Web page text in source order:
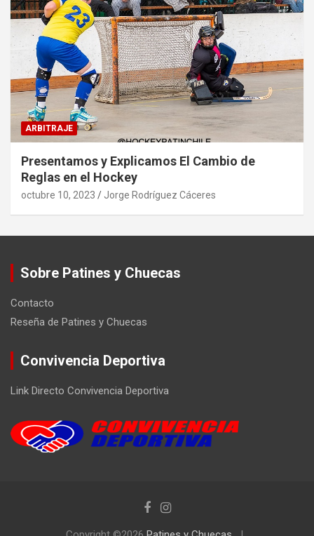
ARBITRAJE
Presentamos y Explicamos El Cambio de
Reglas en el Hockey
octubre 10, 2023 Jorge Rodríguez Cáceres
Sobre Patines y Chuecas
Contacto
Reseña de Patines y Chuecas
Convivencia Deportiva
Link Directo Convivencia Deportiva